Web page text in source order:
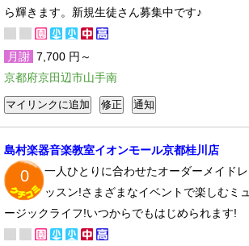
ら輝きます。新規生徒さん募集中です♪
月謝 7,700 円～
京都府京田辺市山手南
島村楽器音楽教室イオンモール京都桂川店
0
一人ひとりに合わせたオーダーメイドレ
ッスン!さまざまなイベントで楽しむミュ
ージックライフ!いつからでもはじめられます!